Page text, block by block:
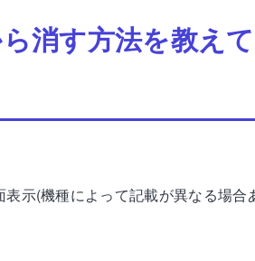
消す方法を教え
示(機種によって記載が異なる場合